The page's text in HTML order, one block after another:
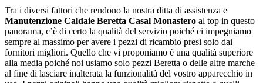
Tra i diversi fattori che rendono la nostra ditta di assistenza e
Manutenzione Caldaie Beretta Casal Monastero al top in questo
panorama, c’è di certo la qualità del servizio poiché ci impegniamo
sempre al massimo per avere i pezzi di ricambio presi solo dai
fornitori migliori. Quello che vi proponiamo è una qualità superiore
alla media poiché noi usiamo solo pezzi Beretta o delle altre marche
al fine di lasciare inalterata la funzionalità del vostro apparecchio in